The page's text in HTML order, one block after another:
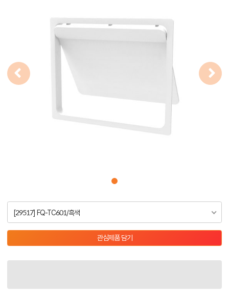
[29517] FQ-TC601/흑색
관심제품 담기